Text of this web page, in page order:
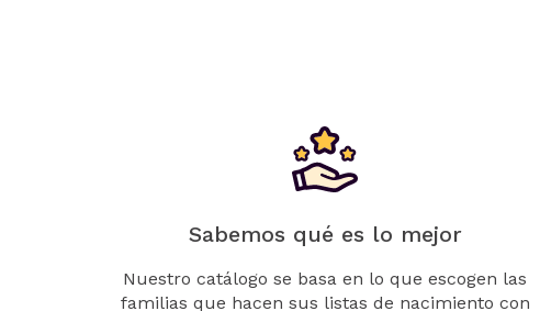
Sabemos qué es lo mejor
Nuestro catálogo se basa en lo que escogen las
familias que hacen sus listas de nacimiento con